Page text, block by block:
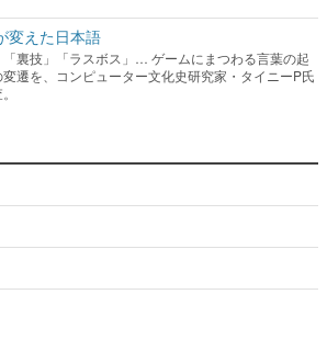
変えた日本語
「裏技」「ラスボス」… ゲームにまつわる言葉の起
遷を、コンピューター文化史研究家・タイニーP氏